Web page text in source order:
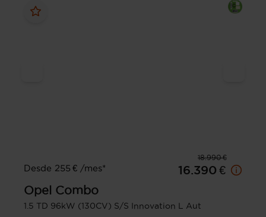
18.990 €
Desde 255 € /mes*
16.390 €
Opel Combo
1.5 TD 96kW (130CV) S/S Innovation L Aut